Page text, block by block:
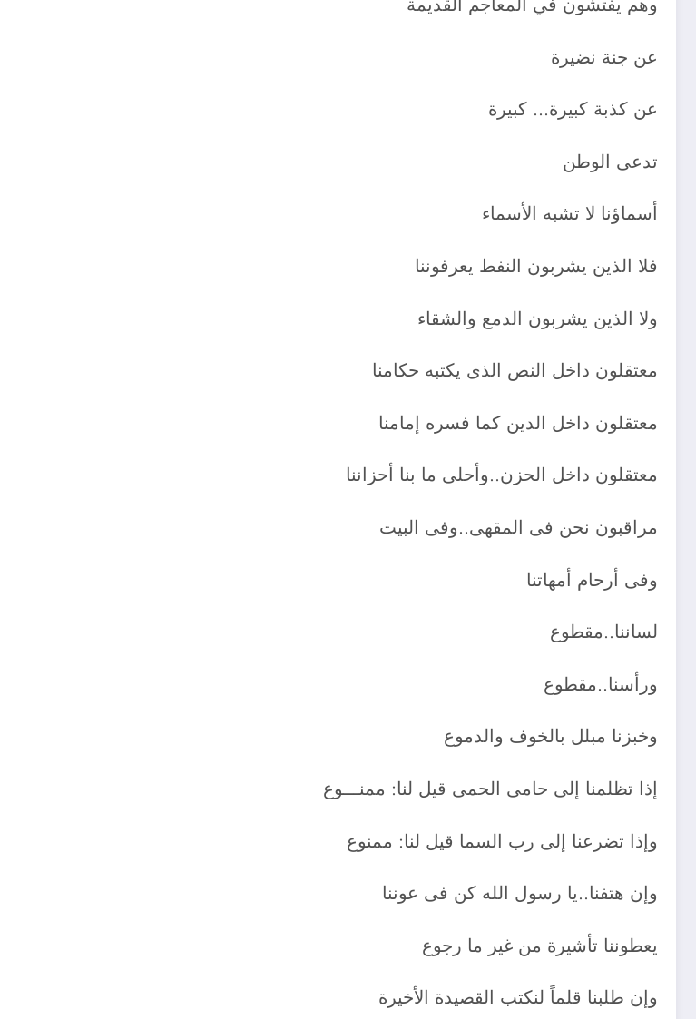
عن جنة نضيرة
عن كذبة كبيرة… كبيرة
تدعى الوطن
أسماؤنا لا تشبه الأسماء
فلا الذين يشربون النفط يعرفوننا
ولا الذين يشربون الدمع والشقاء
معتقلون داخل النص الذى يكتبه حكامنا
معتقلون داخل الدين كما فسره إمامنا
معتقلون داخل الحزن..وأحلى ما بنا أحزاننا
مراقبون نحن فى المقهى..وفى البيت
وفى أرحام أمهاتنا
لساننا..مقطوع
ورأسنا..مقطوع
وخبزنا مبلل بالخوف والدموع
إذا تظلمنا إلى حامى الحمى قيل لنا: ممنـــوع
وإذا تضرعنا إلى رب السما قيل لنا: ممنوع
وإن هتفنا..يا رسول الله كن فى عوننا
يعطوننا تأشيرة من غير ما رجوع
وإن طلبنا قلماً لنكتب القصيدة الأخيرة